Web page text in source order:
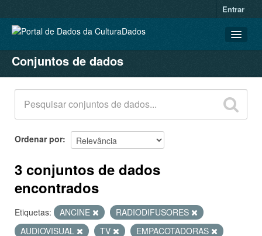
Entrar
CONJUNTOS DE DADOS
ORGANIZAÇÕES
GRUPOS
SOBRE
Conjuntos de dados
Ordenar por
3 conjuntos de dados
encontrados
Etiquetas: ANCINE
RADIODIFUSORES
AUDIOVISUAL
TV
EMPACOTADORAS